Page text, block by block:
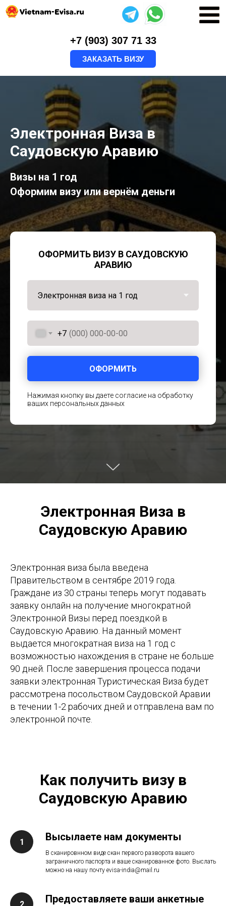
+7 (903) 307 71 33
ЗАКАЗАТЬ ВИЗУ
Электронная Виза в
Саудовскую Аравию
Визы на 1 год
Оформим визу или вернём деньги
ОФОРМИТЬ ВИЗУ В САУДОВСКУЮ
АРАВИЮ
+7
ОФОРМИТЬ
Нажимая кнопку вы даете согласие на обработку
ваших персональных данных
Электронная Виза в
Саудовскую Аравию
Электронная виза была введена
Правительством в сентябре 2019 года.
Граждане из 30 страны теперь могут подавать
заявку онлайн на получение многократной
Электронной Визы перед поездкой в
Саудовскую Аравию. На данный момент
выдается многократная виза на 1 год с
возможностью нахождения в стране не больше
90 дней. После завершения процесса подачи
заявки электронная Туристическая Виза будет
рассмотрена посольством Саудовской Аравии
в течении 1-2 рабочих дней и отправлена вам по
электронной почте.
Как получить визу в
Саудовскую Аравию
1 Высылаете нам документы
В сканировнном виде скан первого разворота вашего
заграничного паспорта и ваше сканированное фото. Выслать
можно на нашу почту evisa-india@mail.ru
Предоставляете ваши анкетные